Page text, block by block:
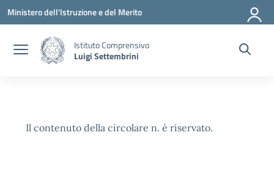
Vai ai contenuti
Vai al menu di navigazione
Vai al footer
Ministero dell'Istruzione e del Merito
Istituto Comprensivo
Luigi Settembrini
Il contenuto della circolare n. è riservato.